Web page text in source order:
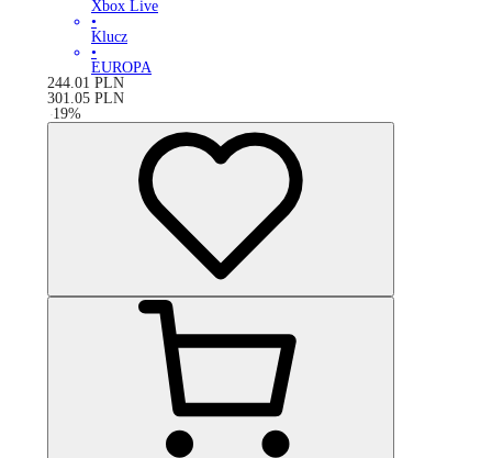
Xbox Live
•
Klucz
•
EUROPA
244.01 PLN
301.05 PLN
-19%